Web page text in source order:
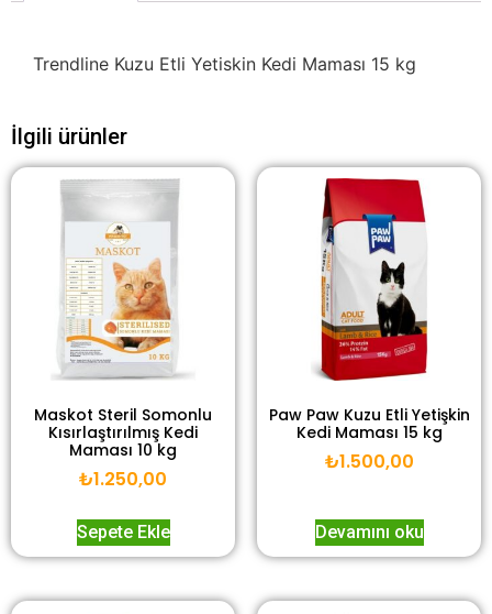
Trendline Kuzu Etli Yetiskin Kedi Maması 15 kg
İlgili ürünler
Maskot Steril Somonlu
Kısırlaştırılmış Kedi
Maması 10 kg
₺1.250,00
Sepete Ekle
Paw Paw Kuzu Etli Yetişkin
Kedi Maması 15 kg
₺1.500,00
Devamını oku